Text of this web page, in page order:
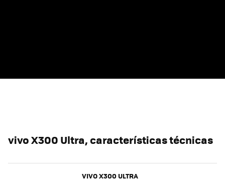
vivo X300 Ultra, características técnicas
VIVO X300 ULTRA